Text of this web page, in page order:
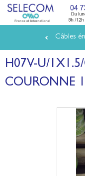
au
contenu
Câbles
H07V-U/
COURONNE